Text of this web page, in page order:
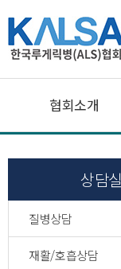
협회소개
상담실
질병상담
재활/호흡상담